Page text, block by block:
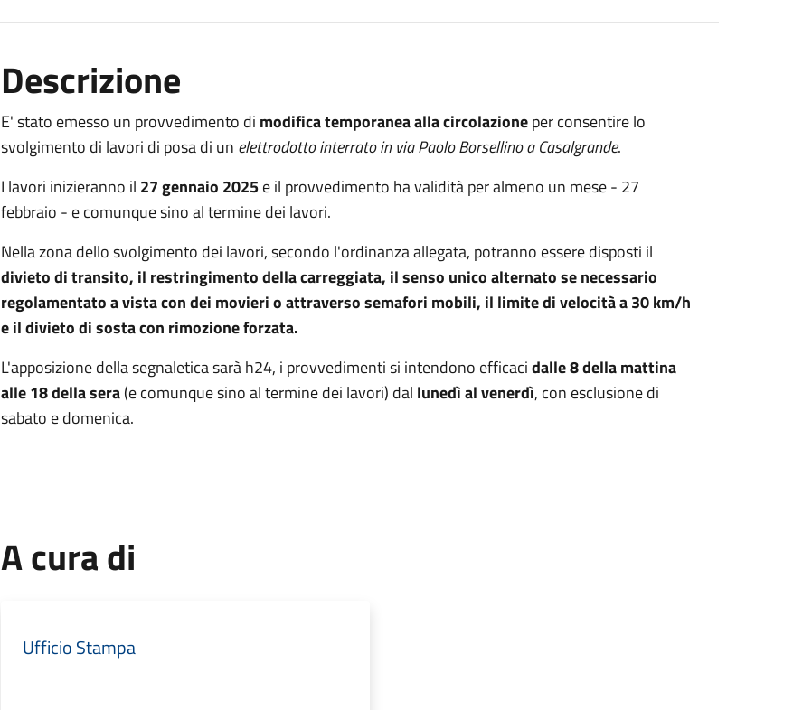
Descrizione
E' stato emesso un provvedimento di modifica temporanea alla circolazioneper consentire lo
svolgimento di lavori di posa di un elettrodotto interrato in via Paolo Borsellino a Casalgrande.
I lavori inizieranno il 27 gennaio 2025e il provvedimento ha validità per almeno un mese - 27
febbraio - e comunque sino al termine dei lavori.
Nella zona dello svolgimento dei lavori, secondo l'ordinanza allegata, potranno essere disposti il
divieto di transito, il restringimento della carreggiata, il senso unico alternato se necessario
regolamentato a vista con dei movieri o attraverso semafori mobili, il limite di velocità a 30 km/h
e il divieto di sosta con rimozione forzata.
L'apposizione della segnaletica sarà h24, i provvedimenti si intendono efficacidalle 8 della mattina
alle 18 della sera(e comunque sino al termine dei lavori) dal lunedì al venerdì, con esclusione di
sabato e domenica.
A cura di
Ufficio Stampa